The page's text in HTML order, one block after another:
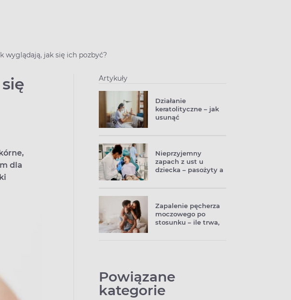
wyglądają, jak się ich pozbyć?
dla
Artykuły
Działanie
keratolityczne – jak
usunąć
Nieprzyjemny
zapach z ust u
dziecka – pasożyty a
Zapalenie pęcherza
moczowego po
stosunku – ile trwa,
Powiązane
kategorie